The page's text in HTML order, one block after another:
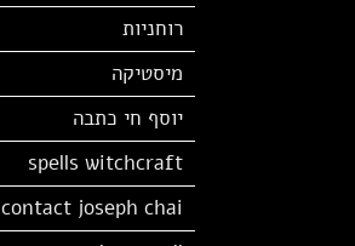
רוחניות
מיסטיקה
יוסף חי כתבה
spells witchcraft
contact joseph chai